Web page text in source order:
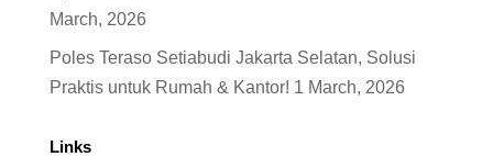
March, 2026
Poles Teraso Setiabudi Jakarta Selatan, Solusi
Praktis untuk Rumah & Kantor! 1 March, 2026
Links